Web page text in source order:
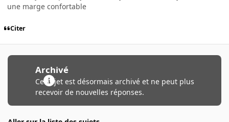
une marge confortable
Citer
Archivé
Ce sujet est désormais archivé et ne peut plus
recevoir de nouvelles réponses.